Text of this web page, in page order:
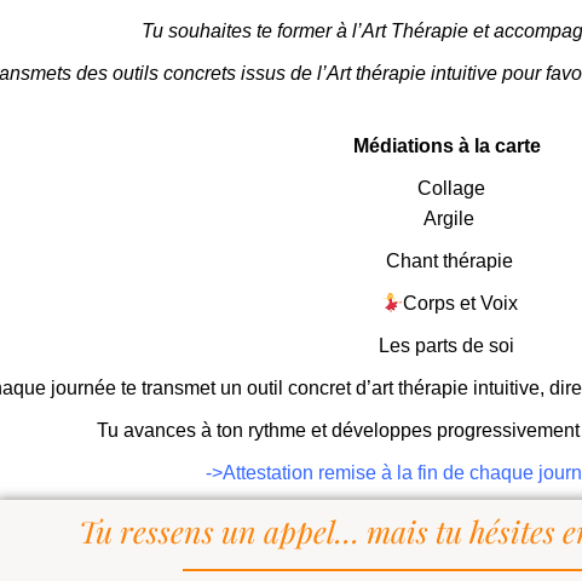
Tu souhaites te former à l’Art Thérapie et
des outils concrets issus de l’Art thérapie intuitive pour
Médiations à la carte
Collage
Argile
Chant thérapie
Corps et Voix
Les parts de soi
journée te transmet un outil concret d’art thérapie intuitive,
Tu avances à ton rythme et développes
->Attestation remise à la fin de chaque
Tu ressens un appel… mais tu hésites